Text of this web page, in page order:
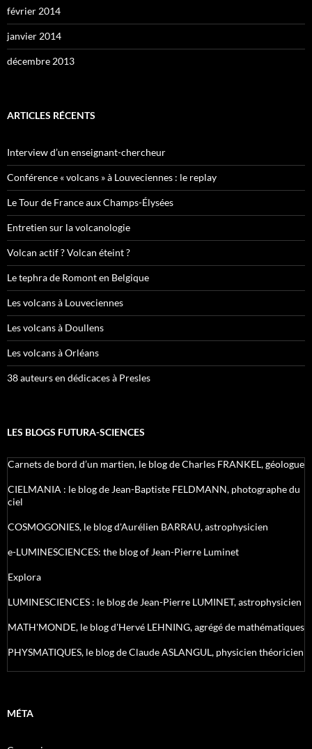
février 2014
janvier 2014
décembre 2013
ARTICLES RÉCENTS
Interview d’un enseignant-chercheur
Conférence « volcans » à Louveciennes : le replay
Le Tour de France aux Champs-Élysées
Entretien sur la volcanologie
Volcan actif ? Volcan éteint ?
Le tephra de Romont en Belgique
Les volcans à Louveciennes
Les volcans à Doullens
Les volcans à Orléans
38 auteurs en dédicaces à Presles
LES BLOGS FUTURA-SCIENCES
Carnets de bord d’un martien, le blog de Charles FRANKEL, géologue
CIELMANIA : le blog de Jean-Baptiste FELDMANN, photographe du
ciel
COSMOGONIES, le blog d'Aurélien BARRAU, astrophysicien
e-LUMINESCIENCES: the blog of Jean-Pierre Luminet
Explora
LUMINESCIENCES : le blog de Jean-Pierre LUMINET, astrophysicien
MATH'MONDE, le blog d'Hervé LEHNING, agrégé de mathématiques
PHYSMATIQUES, le blog de Claude ASLANGUL, physicien théoricien
MÉTA